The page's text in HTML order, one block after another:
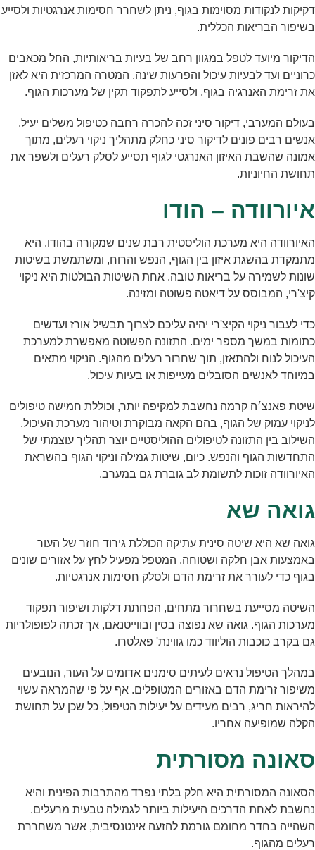
דקיקות לנקודות מסוימות בגוף, ניתן לשחרר חסימות אנרגטיות ולסייע
בשיפור הבריאות הכללית.
הדיקור מיועד לטפל במגוון רחב של בעיות בריאותיות, החל מכאבים
כרוניים ועד לבעיות עיכול והפרעות שינה. המטרה המרכזית היא לאזן
את זרימת האנרגיה בגוף, ולסייע לתפקוד תקין של מערכות הגוף.
בעולם המערבי, דיקור סיני זכה להכרה רחבה כטיפול משלים יעיל.
אנשים רבים פונים לדיקור סיני כחלק מתהליך ניקוי רעלים, מתוך
אמונה שהשבת האיזון האנרגטי לגוף תסייע לסלק רעלים ולשפר את
תחושת החיוניות.
איורוודה – הודו
האיורוודה היא מערכת הוליסטית רבת שנים שמקורה בהודו. היא
מתמקדת בהשגת איזון בין הגוף, הנפש והרוח, ומשתמשת בשיטות
שונות לשמירה על בריאות טובה. אחת השיטות הבולטות היא ניקוי
קיצ'רי, המבוסס על דיאטה פשוטה ומזינה.
כדי לעבור ניקוי הקיצ'רי יהיה עליכם לצרוך תבשיל אורז ועדשים
כתומות במשך מספר ימים. התזונה הפשוטה מאפשרת למערכת
העיכול לנוח ולהתאזן, תוך שחרור רעלים מהגוף. הניקוי מתאים
במיוחד לאנשים הסובלים מעייפות או בעיות עיכול.
שיטת פאנצ׳ה קרמה נחשבת למקיפה יותר, וכוללת חמישה טיפולים
לניקוי עמוק של הגוף, בהם הקאה מבוקרת וטיהור מערכת העיכול.
השילוב בין התזונה לטיפולים ההוליסטיים יוצר תהליך עוצמתי של
התחדשות הגוף והנפש. כיום, שיטות גמילה וניקוי הגוף בהשראת
האיורוודה זוכות לתשומת לב גוברת גם במערב.
גואה שא
גואה שא היא שיטה סינית עתיקה הכוללת גירוד חוזר של העור
באמצעות אבן חלקה ושטוחה. המטפל מפעיל לחץ על אזורים שונים
בגוף כדי לעורר את זרימת הדם ולסלק חסימות אנרגטיות.
השיטה מסייעת בשחרור מתחים, הפחתת דלקות ושיפור תפקוד
מערכות הגוף. גואה שא נפוצה בסין ובווייטנאם, אך זכתה לפופולריות
גם בקרב כוכבות הוליווד כמו גווינת' פאלטרו.
במהלך הטיפול נראים לעיתים סימנים אדומים על העור, הנובעים
משיפור זרימת הדם באזורים המטופלים. אף על פי שהמראה עשוי
להיראות חריג, רבים מעידים על יעילות הטיפול, כל שכן על תחושת
הקלה שמופיעה אחריו.
סאונה מסורתית
הסאונה המסורתית היא חלק בלתי נפרד מהתרבות הפינית והיא
נחשבת לאחת הדרכים היעילות ביותר לגמילה טבעית מרעלים.
השהייה בחדר מחומם גורמת להזעה אינטנסיבית, אשר משחררת
רעלים מהגוף.